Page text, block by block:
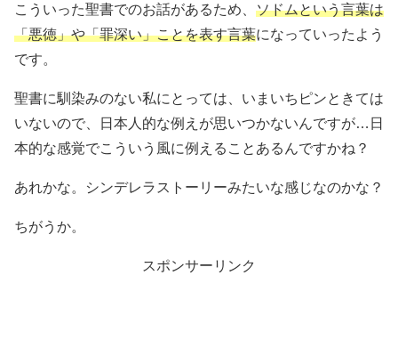
こういった聖書でのお話があるため、 ソドムという言葉は
「悪徳」や「罪深い」ことを表す言葉になっていったよう
です。
聖書に馴染みのない私にとっては、いまいちピンときては
いないので、日本人的な例えが思いつかないんですが…日
本的な感覚でこういう風に例えることあるんですかね？
あれかな。シンデレラストーリーみたいな感じなのかな？
ちがうか。
スポンサーリンク